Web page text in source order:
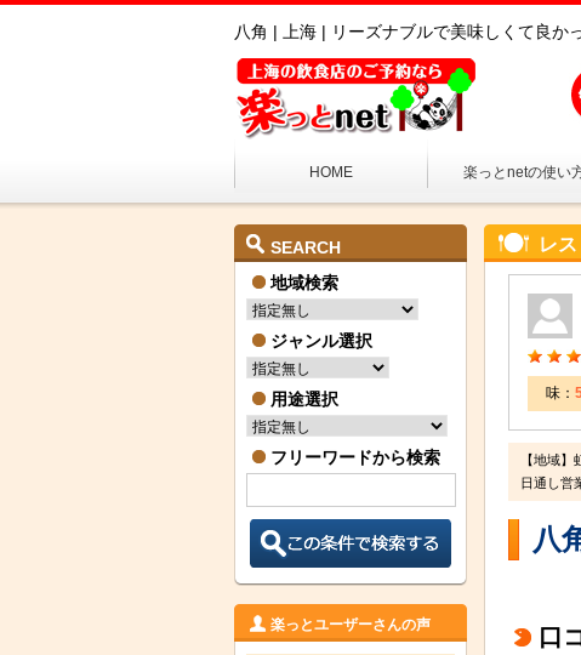
八角 | 上海 | リーズナブルで美味しくて良か
HOME 楽っとnetの使い
SEARCH
地域検索
ジャンル選択
用途選択
フリーワードから検索
楽っとユーザーさんの声
レ
味：
【地域
日通し営
八
口